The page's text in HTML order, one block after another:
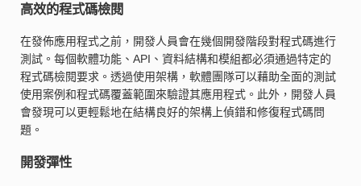
高效的程式碼檢閱
在發佈應用程式之前，開發人員會在幾個開發階段對程式碼進行
測試。每個軟體功能、API、資料結構和模組都必須通過特定的
程式碼檢閱要求。透過使用架構，軟體團隊可以藉助全面的測試
使用案例和程式碼覆蓋範圍來驗證其應用程式。此外，開發人員
會發現可以更輕鬆地在結構良好的架構上偵錯和修復程式碼問
題。
開發彈性